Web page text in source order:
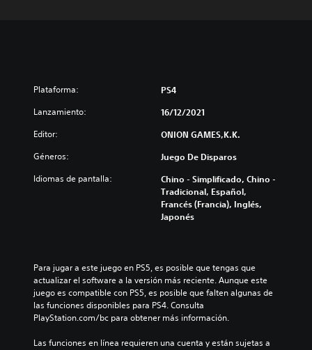
Plataforma: PS4
Lanzamiento: 16/12/2021
Editor: ONION GAMES,K.K.
Géneros: Juego De Disparos
Idiomas de pantalla:
Chino - Simplificado, Chino -
Tradicional, Español,
Francés (Francia), Inglés,
Japonés
Para jugar a este juego en PS5, es posible que tengas que
actualizar el software a la versión más reciente. Aunque este
juego es compatible con PS5, es posible que falten algunas de
las funciones disponibles para PS4. Consulta
PlayStation.com/bc para obtener más información.
Las funciones en línea requieren una cuenta y están sujetas a